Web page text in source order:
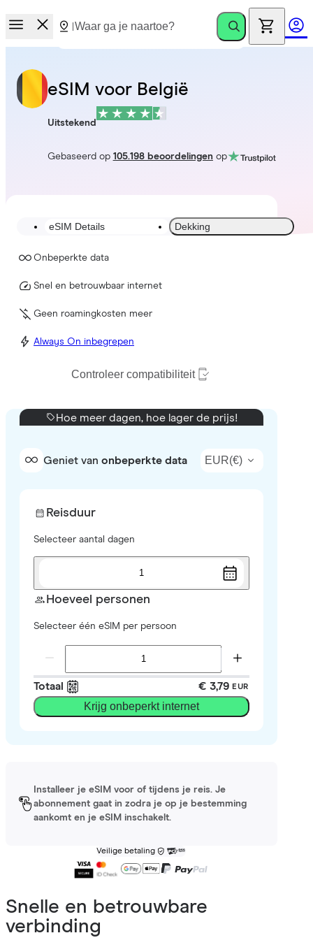
eSIM voor België
Uitstekend
Gebaseerd op 105.198 beoordelingen op
eSIM Details Dekking
Onbeperkte data
Snel en betrouwbaar internet
Geen roamingkosten meer
Always On inbegrepen
Controleer compatibiliteit
Hoe meer dagen, hoe lager de prijs!
Geniet van onbeperkte data EUR(€)
Reisduur
Selecteer aantal dagen
1
Hoeveel personen
Selecteer één eSIM per persoon
Totaal € 3,79 EUR
Krijg onbeperkt internet
Installeer je eSIM voor of tijdens je reis. Je
abonnement gaat in zodra je op je bestemming
aankomt en je eSIM inschakelt.
Veilige betaling
Snelle en betrouwbare
verbinding